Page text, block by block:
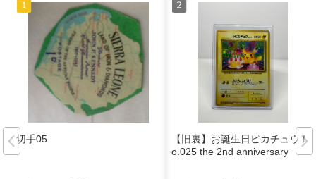
切手05
【旧裏】お誕生日ピカチュウ N
o.025 the 2nd anniversary